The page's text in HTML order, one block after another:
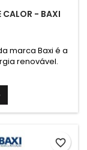
CALOR - BAXI
marca Baxi é a
renovável.
proporciona
sua casa.
favorite_border